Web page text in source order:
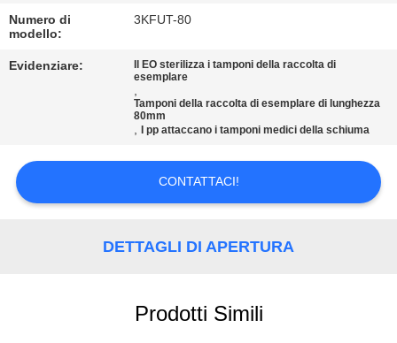
MAPPA
PRIVACY
POLICY
Numero di
modello:
3KFUT-80
Evidenziare:
Il EO sterilizza i tamponi della raccolta di
esemplare
,
Tamponi della raccolta di esemplare di lunghezza
80mm
, I pp attaccano i tamponi medici della schiuma
CONTATTACI!
DETTAGLI DI APERTURA
Prodotti Simili